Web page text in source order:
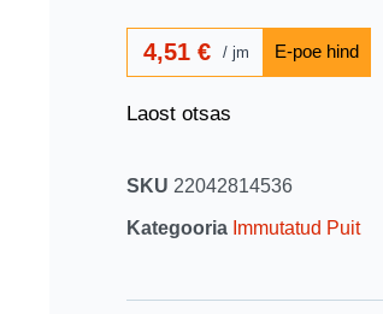
4,51€ jm
Laost otsas
SKU 22042814536
Kategooria Immutatud Puit